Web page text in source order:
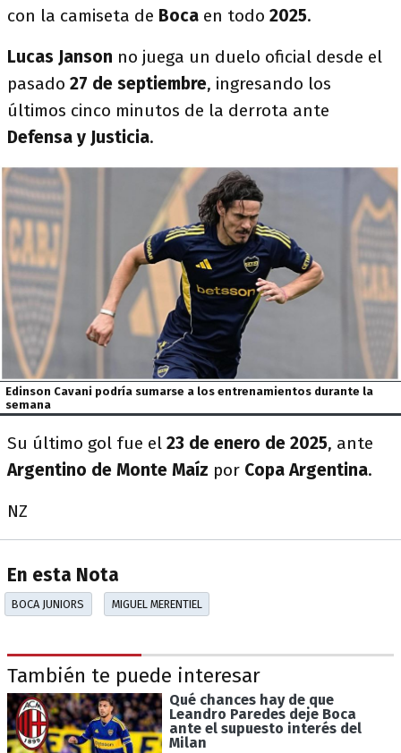
con la camiseta de Boca en todo 2025.
Lucas Janson no juega un duelo oficial desde el
pasado 27 de septiembre, ingresando los
últimos cinco minutos de la derrota ante
Defensa y Justicia.
Edinson Cavani podría sumarse a los entrenamientos durante la
semana
Su último gol fue el 23 de enero de 2025, ante
Argentino de Monte Maíz por Copa Argentina.
NZ
En esta Nota
BOCA JUNIORS MIGUEL MERENTIEL
También te puede interesar
Qué chances hay de que
Leandro Paredes deje Boca
ante el supuesto interés del
Milan